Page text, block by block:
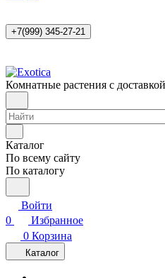
+7(999) 345-27-21
Комнатные растения с
Каталог
По всему сайту
По каталогу
Войти
0
Избранное
0 Корзина
Каталог